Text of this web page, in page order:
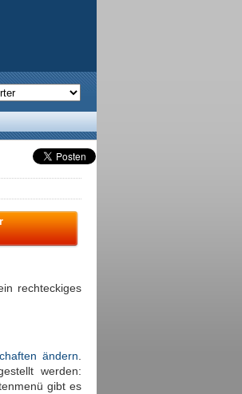
rechteckiges
ändern
werden:
gibt es